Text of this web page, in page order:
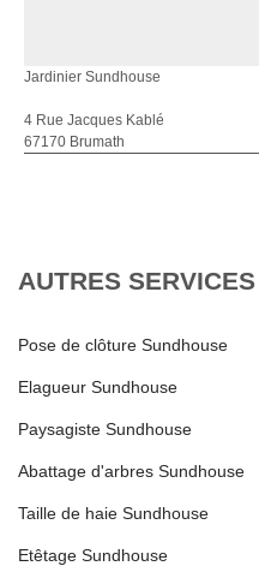
Jardinier Sundhouse
4 Rue Jacques Kablé
67170 Brumath
AUTRES SERVICES
Pose de clôture Sundhouse
Elagueur Sundhouse
Paysagiste Sundhouse
Abattage d'arbres Sundhouse
Taille de haie Sundhouse
Etêtage Sundhouse